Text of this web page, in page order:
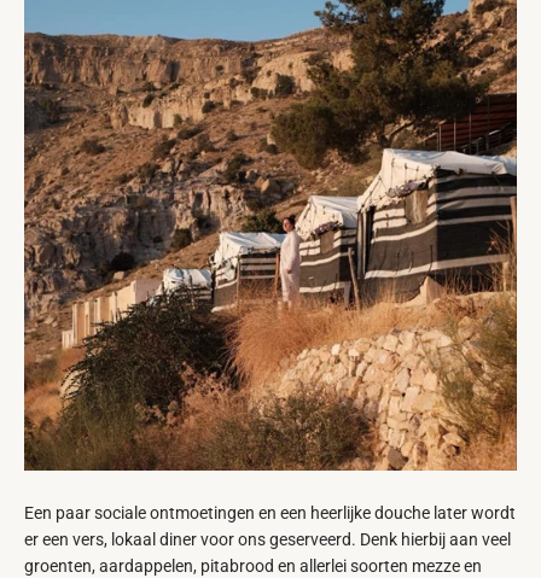
Een paar sociale ontmoetingen en een heerlijke douche later wordt
er een vers, lokaal diner voor ons geserveerd. Denk hierbij aan veel
groenten, aardappelen, pitabrood en allerlei soorten mezze en